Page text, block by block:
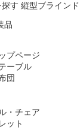
縦型ブラインド
品
プページ
ーブル
団
・チェア
ット